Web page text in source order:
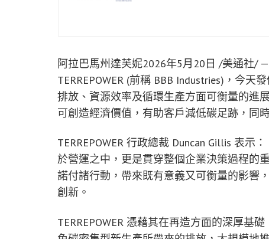
阿拉巴馬州達芙妮2026年5月20日 /美通社/
TERREPOWER (前稱 BBB Industries)，今
排放、資源效率及循環生產方面可衡量的進
可創造經濟價值，有助客戶減低碳足跡，同
TERREPOWER 行政總裁 Duncan Gillis 表
於營運之中，更是貫穿整個企業決策過程的
諾付諸行動，帶來既有意義又可衡量的影響
創新。
TERREPOWER 憑藉其在再造方面的深厚基